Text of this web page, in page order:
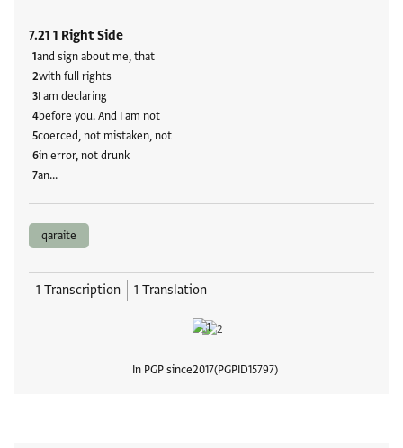
7.21 1 Right Side
and sign about me, that
with full rights
I am declaring
before you. And I am not
coerced, not mistaken, not
in error, not drunk
an…
qaraite
1 Transcription 1 Translation
In PGP since2017 PGPID15797